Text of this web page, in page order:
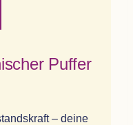
Puffer
– deine